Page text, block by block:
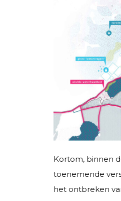
Kortom, binnen
toenemende
het ontbreken